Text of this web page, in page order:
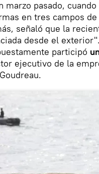
marzo pasado,
en tres campos
señaló que la
desde el
participó
ejecutivo de la